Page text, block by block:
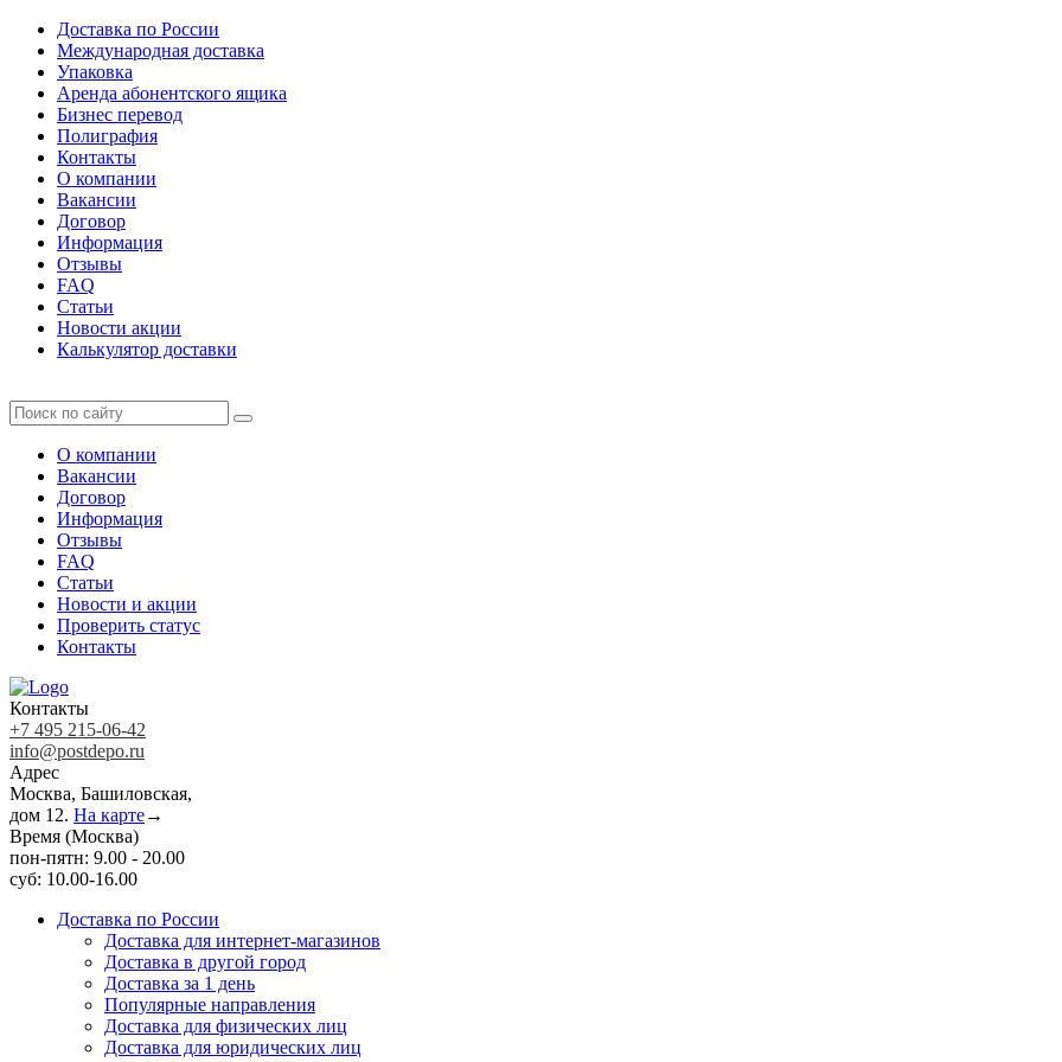
Доставка по России
Международная доставка
Упаковка
Аренда абонентского ящика
Бизнес перевод
Полиграфия
Контакты
О компании
Вакансии
Договор
Информация
Отзывы
FAQ
Статьи
Новости акции
Калькулятор доставки
О компании
Вакансии
Договор
Информация
Отзывы
FAQ
Статьи
Новости и акции
Проверить статус
Контакты
Контакты
+7 495 215-06-42
info@postdepo.ru
Адрес
Москва, Башиловская,
дом 12. На карте→
Время (Москва)
пон-пятн: 9.00 - 20.00
суб: 10.00-16.00
Доставка по России
Доставка для интернет-магазинов
Доставка в другой город
Доставка за 1 день
Популярные направления
Доставка для физических лиц
Доставка для юридических лиц